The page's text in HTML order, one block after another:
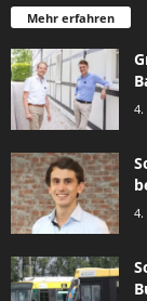
Mehr erfahren
4.
4.